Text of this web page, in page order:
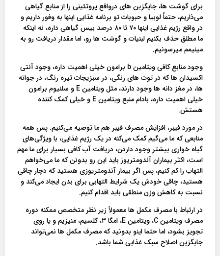
برای گوشت ها، جایگزین های درواقع پروتئینی را از منابع گیاهی
می‌ذاریم، حتماً لوبیا و حبوبات تو برنامه غذایی اینها به وفور داریم و
در واقع رژیم غذایی اینها ۷۰ تا ۸۰ درصد بیس گیاهی داره، نه اینکه
ما مطلق حذف بکنیم لبنیات و گوشت ها رو، اما مقدار دریافت رو به
مینیمم میرسونیم.
وجود منابع کافی ویتامین b برامون خیلی اهمیت داره، وجود آنتی
اکسیدان ها که در توت های رنگی، در سبزیجات تیره رنگ، در جوانه
ها، در مغز دانه‌ ها وجود دارند، مثل ویتامین E و سلنیوم برامون
خیلی اهمیت داره، بادام منبع ویتامین E و خیلی کمک کننده
هستش.
در مورد فیبر، افزایش مصرف فیبر هم ما توصیه می‌کنیم. پس همه
منابعی که ما می‌گیم کمک می‌کنه در یک رژیم غذایی، با ویژگی‌های
گیاه خواری بیشتر وجود داردن، دریافت آب کافی بسیار برای ما مهم
است، اکثر بیماران آندومتریوز باید این رو بدونن که ما می‌خواهم
التهاب را کم کنیم، پس اگر بیمار آندومتریوزی هستید که دچار چاقی
هستید، چاقی خودش یک شرایط التهابی برای بدن ایجاد می‌کند و
نسبت به کاهش وزن منطقی باید اقدام کنیم.
در ارتباط با مصرف مکمل ها معمولاً زیر نظر متخصص ممکنه دوره
مصرف ویتامین C، ویتامین E، امگا ۳، کلسیم، منیزیم و یا روی
تجویز بشود، اما حتما اینو بدونید که مصرف مکمل‌ ها نمی‌تواند
جایگزین اصلاح سبک غذایی شما باشد.